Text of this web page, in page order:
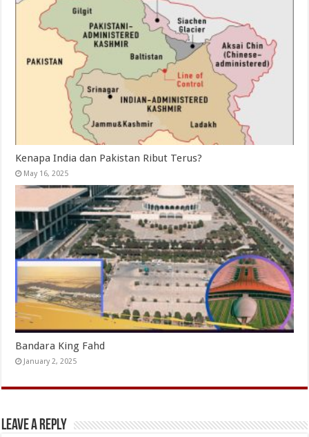
Kenapa India dan Pakistan Ribut Terus?
May 16, 2025
Bandara King Fahd
January 2, 2025
Leave a Reply